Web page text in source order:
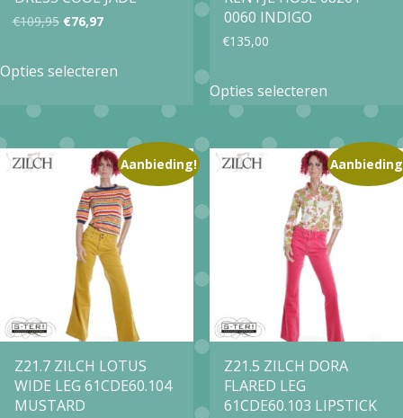
€109,95 Oorspronkelijke
was:
€109,95.
€76,97Huidige
is:
€76,97.
Opties selecteren
meerdere
variaties.
Deze
optie
kan
gekozen
worden
op
de
0060 INDIGO
€135,00
Opties selecteren
product
heeft
meerdere
variaties.
Deze
optie
kan
gekozen
worden
op
Aanbieding!
Z21.7 ZILCH LOTUS
WIDE LEG 61CDE60.104
MUSTARD
Z21.5 ZILCH DORA
FLARED LEG
61CDE60.103 LIPSTICK